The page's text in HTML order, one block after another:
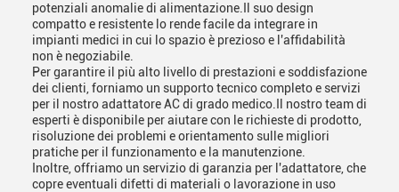
potenziali anomalie di alimentazione.Il suo design
compatto e resistente lo rende facile da integrare in
impianti medici in cui lo spazio è prezioso e l'affidabilità
non è negoziabile.
Per garantire il più alto livello di prestazioni e soddisfazione
dei clienti, forniamo un supporto tecnico completo e servizi
per il nostro adattatore AC di grado medico.Il nostro team di
esperti è disponibile per aiutare con le richieste di prodotto,
risoluzione dei problemi e orientamento sulle migliori
pratiche per il funzionamento e la manutenzione.
Inoltre, offriamo un servizio di garanzia per l'adattatore, che
copre eventuali difetti di materiali o lavorazione in uso